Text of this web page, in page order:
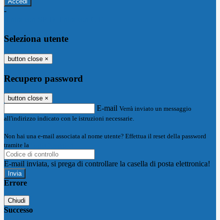
-
Seleziona utente
button close ×
Recupero password
button close ×
E-mail Verrà inviato un messaggio
all'indirizzo indicato con le istruzioni necessarie.
Non hai una e-mail associata al nome utente? Effettua il reset della password
tramite la
E-mail inviata, si prega di controllare la casella di posta elettronica!
Errore
Chiudi
Successo